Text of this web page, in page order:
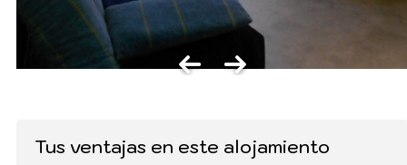
Tus ventajas en este alojamiento